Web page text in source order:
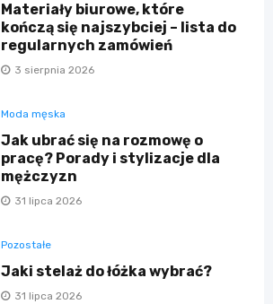
Materiały biurowe, które
kończą się najszybciej – lista do
regularnych zamówień
3 sierpnia 2026
Moda męska
Jak ubrać się na rozmowę o
pracę? Porady i stylizacje dla
mężczyzn
31 lipca 2026
Pozostałe
Jaki stelaż do łóżka wybrać?
31 lipca 2026